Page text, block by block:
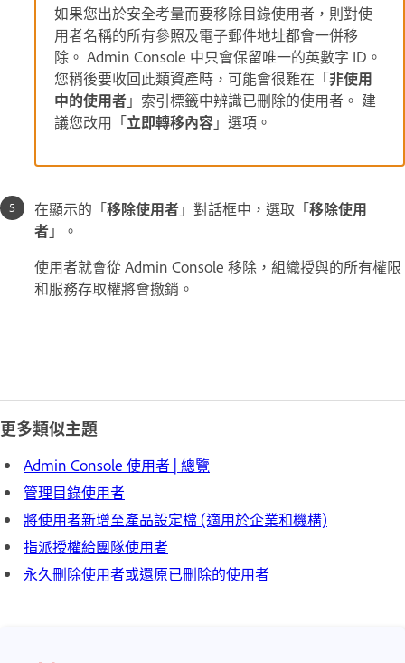
如果您出於安全考量而要移除目錄使用者，則對使
用者名稱的所有參照及電子郵件地址都會一併移
除。 Admin Console 中只會保留唯一的英數字 ID。
您稍後要收回此類資產時，可能會很難在「非使用
中的使用者」索引標籤中辨識已刪除的使用者。 建
議您改用「立即轉移內容」選項。
在顯示的「移除使用者」對話框中，選取「移除使用
者」。
使用者就會從 Admin Console 移除，組織授與的所有權限
和服務存取權將會撤銷。
更多類似主題
Admin Console 使用者 | 總覽
管理目錄使用者
將使用者新增至產品設定檔 (適用於企業和機構)
指派授權給團隊使用者
永久刪除使用者或還原已刪除的使用者